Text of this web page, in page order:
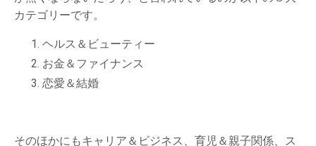
カテゴリーです。
ヘルス＆ビューティー
お金＆ファイナンス
恋愛＆結婚
そのほかにもキャリア＆ビジネス、育児＆親子関係、ス